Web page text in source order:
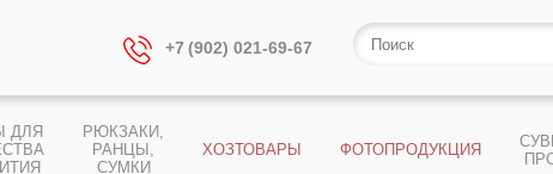
+7 (902) 021-69-67
ДЛЯ
РЮКЗАКИ,
РАНЦЫ,
СУМКИ
ХОЗТОВАРЫ ФОТОПРОДУКЦИЯ